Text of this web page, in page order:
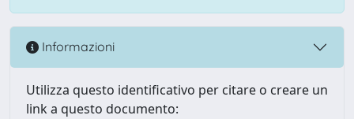
Informazioni
Utilizza questo identificativo per citare o creare un
link a questo documento: